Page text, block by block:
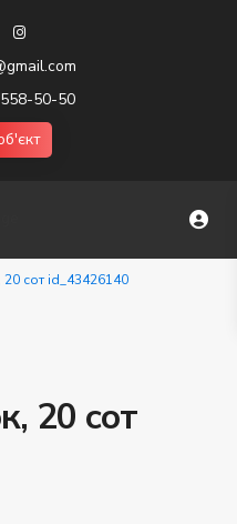
50-50
сот id_43426140
20 сот